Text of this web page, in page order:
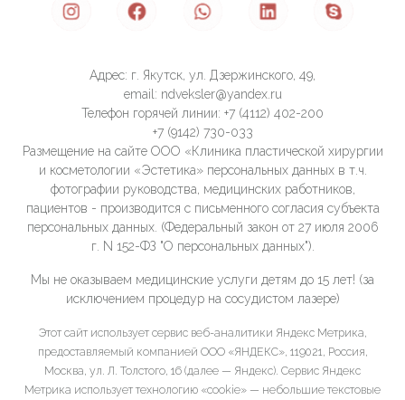
Адрес: г. Якутск, ул. Дзержинского, 49,
email: ndveksler@yandex.ru
Телефон горячей линии: +7 (4112) 402-200
+7 (9142) 730-033
Размещение на сайте ООО «Клиника пластической хирургии
и косметологии «Эстетика» персональных данных в т.ч.
фотографии руководства, медицинских работников,
пациентов - производится с письменного согласия субъекта
персональных данных. (Федеральный закон от 27 июля 2006
г. N 152-ФЗ "О персональных данных").
Мы не оказываем медицинские услуги детям до 15 лет! (за
исключением процедур на сосудистом лазере)
Этот сайт использует сервис веб-аналитики Яндекс Метрика,
предоставляемый компанией ООО «ЯНДЕКС», 119021, Россия,
Москва, ул. Л. Толстого, 16 (далее — Яндекс). Сервис Яндекс
Метрика использует технологию «cookie» — небольшие текстовые